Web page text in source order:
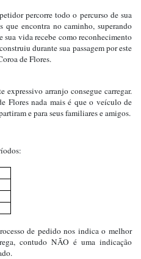
percorre todo o percurso de sua
que encontra no caminho, superando
vida recebe como reconhecimento
durante sua passagem por este
de Flores.
expressivo arranjo consegue carregar.
Flores nada mais é que o veículo de
e para seus familiares e amigos.
de pedido nos indica o melhor
contudo NÃO é uma indicação